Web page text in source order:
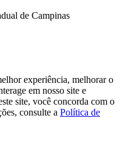
de Campinas
experiência, melhorar o
em nosso site e
site, você concorda com o
consulte a Política de